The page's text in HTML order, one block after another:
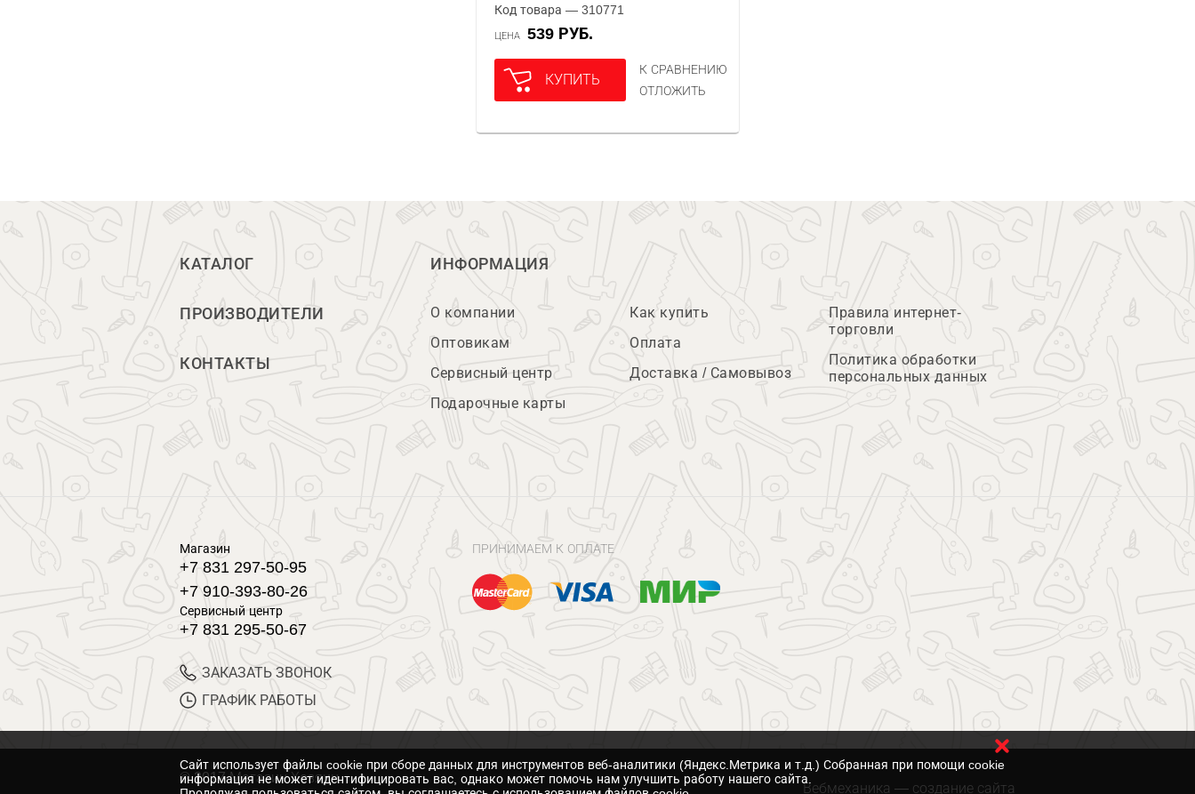
Код товара — 310771
ЦЕНА 539 РУБ.
КУПИТЬ
К СРАВНЕНИЮ
ОТЛОЖИТЬ
КАТАЛОГ
ПРОИЗВОДИТЕЛИ
КОНТАКТЫ
ИНФОРМАЦИЯ
О компании
Оптовикам
Сервисный центр
Подарочные карты
Как купить
Оплата
Доставка / Самовывоз
Правила интернет-
торговли
Политика обработки
персональных данных
Магазин
+7 831 297-50-95
+7 910-393-80-26
Сервисный центр
+7 831 295-50-67
ЗАКАЗАТЬ ЗВОНОК
ГРАФИК РАБОТЫ
ПРИНИМАЕМ К ОПЛАТЕ
© 2017 Магазин Хозяин
Вебмеханика — создание сайта
Cайт использует файлы cookie при сборе данных для инструментов веб-аналитики (Яндекс.Метрика и т.д.) Собранная при помощи cookie
информация не может идентифицировать вас, однако может помочь нам улучшить работу нашего сайта.